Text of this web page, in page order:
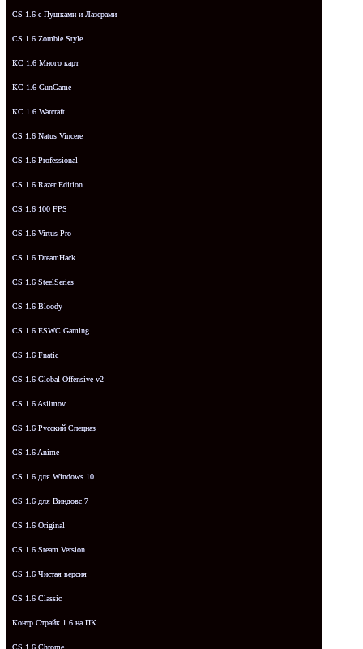
CS 1.6 с Пушками и Лазерами
CS 1.6 Zombie Style
КС 1.6 Много карт
КС 1.6 GunGame
КС 1.6 Warcraft
CS 1.6 Natus Vincere
CS 1.6 Professional
CS 1.6 Razer Edition
CS 1.6 100 FPS
CS 1.6 Virtus Pro
CS 1.6 DreamHack
CS 1.6 SteelSeries
CS 1.6 Bloody
CS 1.6 ESWC Gaming
CS 1.6 Fnatic
CS 1.6 Global Offensive v2
CS 1.6 Asiimov
CS 1.6 Русский Спецназ
CS 1.6 Anime
CS 1.6 для Windows 10
CS 1.6 для Виндовс 7
CS 1.6 Original
CS 1.6 Steam Version
CS 1.6 Чистая версия
CS 1.6 Classic
Контр Страйк 1.6 на ПК
CS 1.6 Chrome